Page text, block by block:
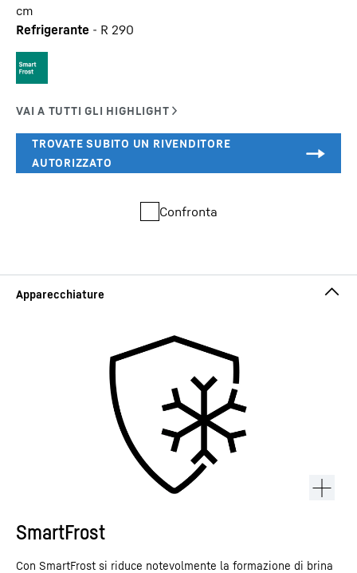
cm
Refrigerante - R 290
Confronta
SmartFrost
Con SmartFrost si riduce notevolmente la formazione di brina